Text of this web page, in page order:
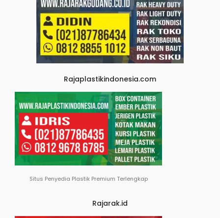
Rajaplastikindonesia.com
Situs Penyedia Plastik Premium Terlengkap
Rajarak.id